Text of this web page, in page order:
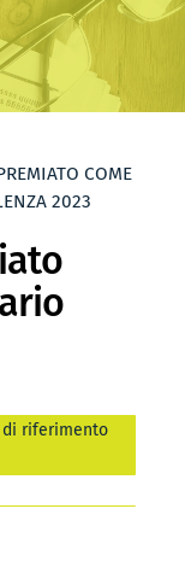
COME
2023
di riferimento